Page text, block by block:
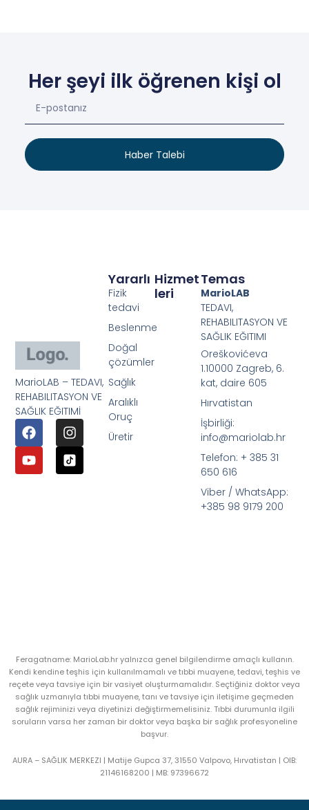
Her şeyi ilk öğrenen kişi ol
Haber Talebi
MarioLAB – TEDAVI,
REHABILITASYON VE
SAĞLIK EĞITIMİ
Hizmet
Leri
Yararlı
Fizik
tedavi
Beslenme
Doğal
çözümler
Sağlık
Aralıklı
Oruç
Üretir
Temas
MarioLAB
TEDAVI,
REHABILITASYON VE
SAĞLIK EĞITIMI
Oreškovićeva
1.10000 Zagreb, 6.
kat, daire 605
Hırvatistan
İşbirliği:
info@mariolab.hr
Telefon: + 385 31
650 616
Viber / WhatsApp:
+385 98 9179 200
Feragatname: MarioLab.hr yalnızca genel bilgilendirme amaçlı kullanın.
Kendi kendine teşhis için kullanılmamalı ve tıbbi muayene, tedavi, teşhis ve
reçete veya tavsiye için bir vasiyet oluşturmamalıdır. Seçtiğiniz doktor veya
sağlık uzmanıyla tıbbi muayene, tanı ve tavsiye için iletişime geçmeden
sağlık rejiminizi veya diyetinizi değiştirmemelisiniz. Tıbbi durumunla ilgili
soruların varsa her zaman bir doktor veya başka bir sağlık profesyoneline
başvur.
AURA – SAĞLIK MERKEZI | Matije Gupca 37, 31550 Valpovo, Hırvatistan | OIB:
21146168200 | MB: 97396672